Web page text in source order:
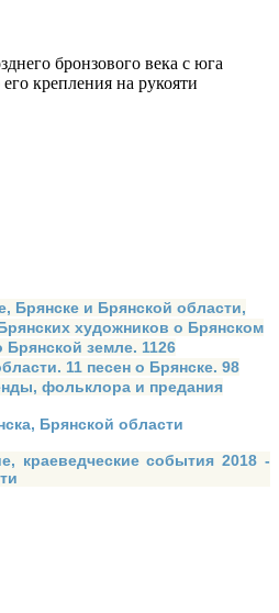
бронзового века с юга
крепления на рукояти
Брянске и Брянской области,
художников о Брянском
Брянской земле. 1126
11 песен о Брянске. 98
фольклора и предания
Брянской области
краеведческие события 2018 -